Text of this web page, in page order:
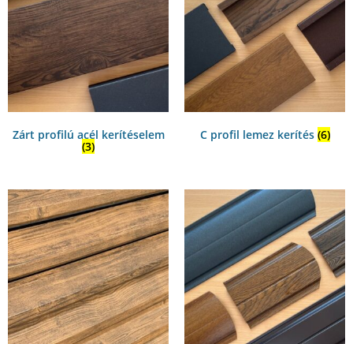
Zárt profilú acél kerítéselem
(3)
C profil lemez kerítés (6)